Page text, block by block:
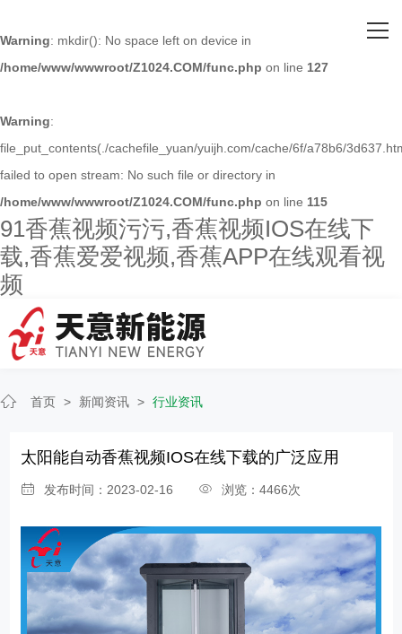
Warning: mkdir(): No space left on device in
/home/www/wwwroot/Z1024.COM/func.php on line 127
Warning:
file_put_contents(./cachefile_yuan/yuijh.com/cache/6f/a78b6/
failed to open stream: No such file or directory in
/home/www/wwwroot/Z1024.COM/func.php on line 115
91香蕉视频污污,香蕉视频IOS在线下
载,香蕉爱爱视频,香蕉APP在线观看视
频
关于91香蕉视频污污
主营产品
人才招聘
新闻资讯
联系91香蕉视频污污
首页 > 新闻资讯 > 行业资讯
太阳能自动香蕉视频IOS在线下载的广泛应用
发布时间：2023-02-16 浏览：4466次